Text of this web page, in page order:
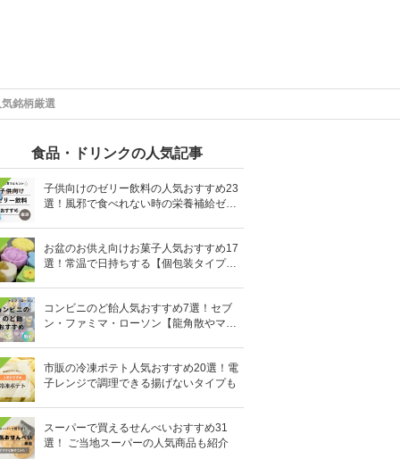
銘柄厳選
食品・ドリンクの人気記事
子供向けのゼリー飲料の人気おすすめ23
選！風邪で食べれない時の栄養補給ゼリ
お盆のお供え向けお菓子人気おすすめ17
選！常温で日持ちする【個包装タイプ
コンビニのど飴人気おすすめ7選！セブ
ン・ファミマ・ローソン【龍角散やマヌ
市販の冷凍ポテト人気おすすめ20選！電
子レンジで調理できる揚げないタイプも
スーパーで買えるせんべいおすすめ31
選！ ご当地スーパーの人気商品も紹介